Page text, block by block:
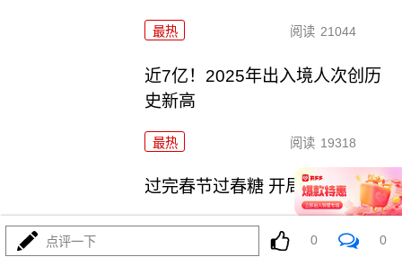
最热 阅读 21044
近7亿！2025年出入境人次创历
史新高
最热 阅读 19318
过完春节过春糖 开局最红是成都
最热 23830
点评一下 0 0